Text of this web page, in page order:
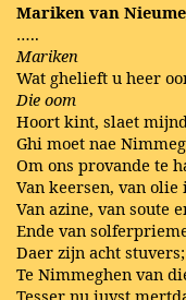
Mariken van
…..
Mariken
Wat ghelieft u heer
Die oom
Hoort kint, slaet
Ghi moet nae
Om ons provande te
Van keersen, van
Van azine, van soute
Ende van
Daer zijn acht
Te Nimmeghen van
Tesser nu iuyst